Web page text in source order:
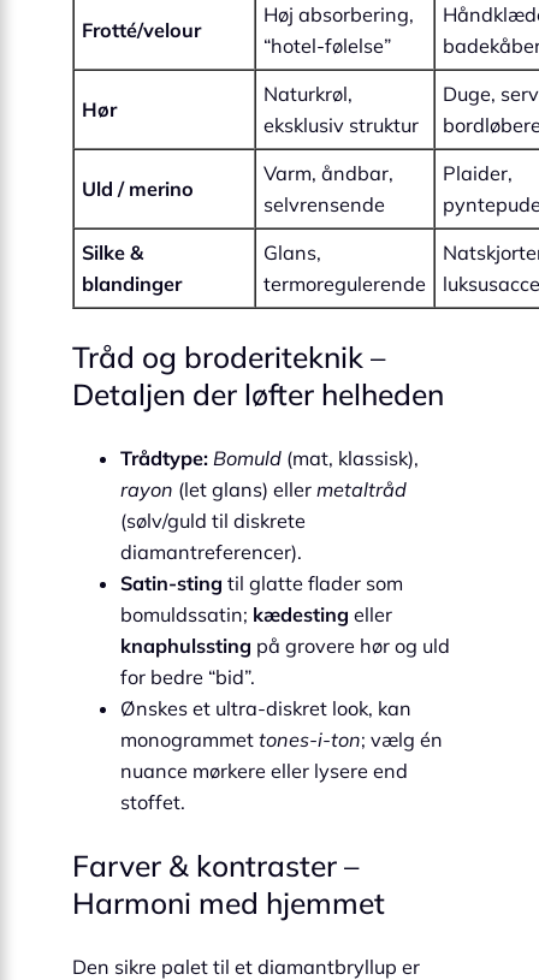
Frotté/velour
Høj absorbering,
“hotel-følelse”
Hør
Naturkrøl,
eksklusiv struktur
Duge,
Uld / merino
Varm, åndbar,
selv­rensende
Plaider,
Silke &
blandinger
Glans,
termoregulerende
Tråd og broderiteknik –
Detaljen der løfter helheden
Trådtype: Bomuld (mat, klassisk),
rayon (let glans) eller metaltråd
(sølv/guld til diskrete
diamantreferencer).
Satin-sting til glatte flader som
bomuldssatin; kædesting eller
knaphulssting på grovere hør og uld
for bedre “bid”.
Ønskes et ultra-diskret look, kan
monogrammet tones-i-ton; vælg én
nuance mørkere eller lysere end
stoffet.
Farver & kontraster –
Harmoni med hjemmet
Den sikre palet til et diamantbryllup er